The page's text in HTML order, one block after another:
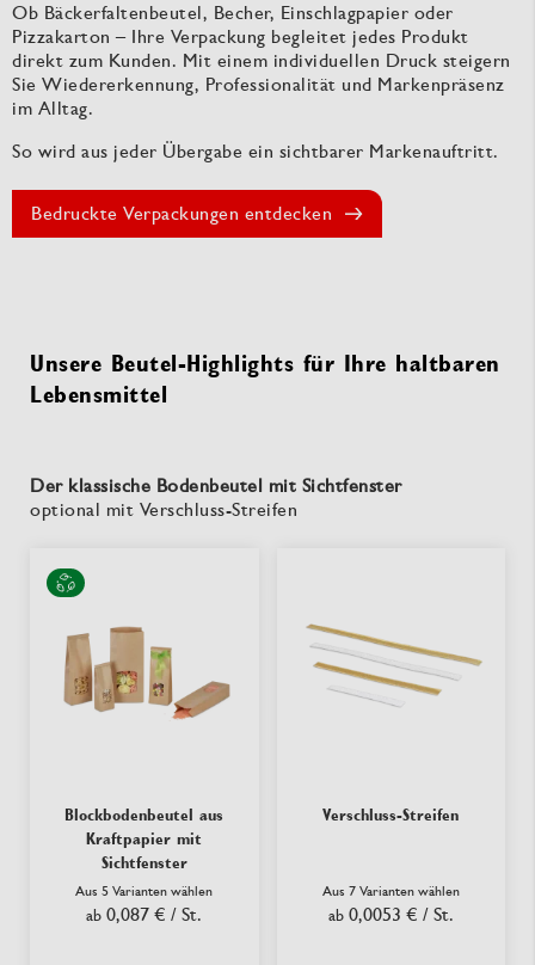
Ob Bäckerfaltenbeutel, Becher, Einschlagpapier oder
Pizzakarton – Ihre Verpackung begleitet jedes Produkt
direkt zum Kunden. Mit einem individuellen Druck steigern
Sie Wiedererkennung, Professionalität und Markenpräsenz
im Alltag.
So wird aus jeder Übergabe ein sichtbarer Markenauftritt.
Bedruckte Verpackungen entdecken
Unsere Beutel-Highlights für Ihre haltbaren
Lebensmittel
Der klassische Bodenbeutel mit Sichtfenster
optional mit Verschluss-Streifen
Blockbodenbeutel aus
Kraftpapier mit
Sichtfenster
Aus 5 Varianten wählen
ab 0,087 € / St.
Verschluss-Streifen
Aus 7 Varianten wählen
ab 0,0053 € / St.